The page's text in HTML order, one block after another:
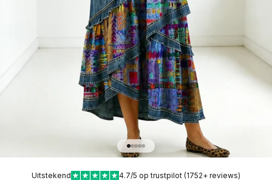
Naar artikel 1
Naar artikel 2
Naar artikel 3
Naar artikel 4
Naar artikel 5
Uitstekend 4.7/5 op trustpilot (1752+ reviews)